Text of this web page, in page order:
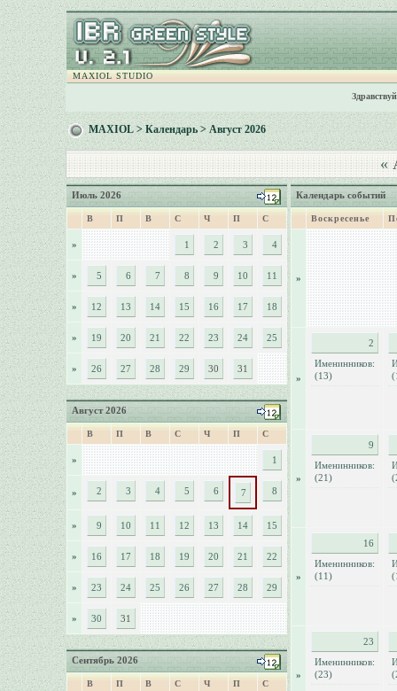
MAXIOL STUDIO
MAXIOL>Календарь> Август 2026
«
Июль 2026
В П В С Ч П С
» 1 2 3 4
» 5 6 7 8 9 10 11
» 12 13 14 15 16 17 18
» 19 20 21 22 23 24 25
» 26 27 28 29 30 31
Август 2026
В П В С Ч П С
» 1
» 2 3 4 5 6 7 8
» 9 10 11 12 13 14 15
» 16 17 18 19 20 21 22
» 23 24 25 26 27 28 29
» 30 31
Сентябрь 2026
В П В С Ч П С
Календарь событий
Воскресенье
»
»
2
Именинников:
(13)
»
9
Именинников:
(21)
»
16
Именинников:
(11)
»
23
Именинников:
(23)